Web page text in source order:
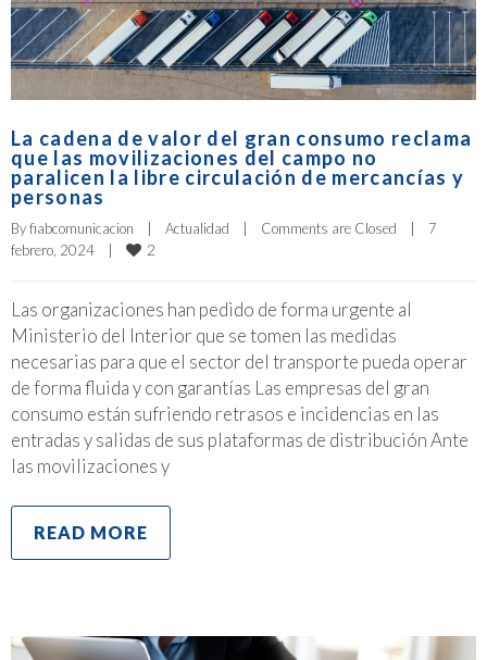
La cadena de valor del gran consumo reclama
que las movilizaciones del campo no
paralicen la libre circulación de mercancías y
personas
By fiabcomunicacion Actualidad Comments are Closed
7
febrero, 2024
2
Las organizaciones han pedido de forma urgente al
Ministerio del Interior que se tomen las medidas
necesarias para que el sector del transporte pueda operar
de forma fluida y con garantías Las empresas del gran
consumo están sufriendo retrasos e incidencias en las
entradas y salidas de sus plataformas de distribución Ante
las movilizaciones y
READ MORE